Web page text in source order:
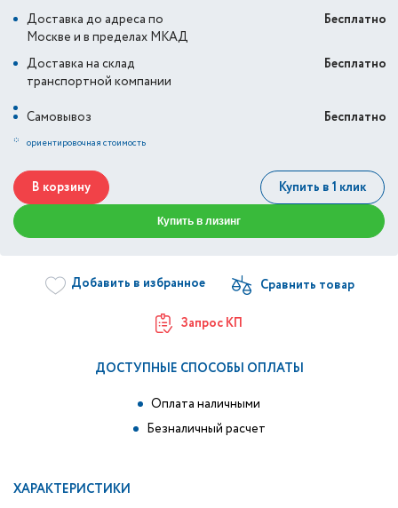
Доставка до адреса по
Москве и в пределах МКАД
Бесплатно
Доставка на склад
транспортной компании
Бесплатно
Самовывоз
Бесплатно
* ориентировочная стоимость
В корзину Купить в 1 клик
Купить в лизинг
Добавить в избранное
Запрос КП
ДОСТУПНЫЕ СПОСОБЫ ОПЛАТЫ
Оплата наличными
Безналичный расчет
ХАРАКТЕРИСТИКИ